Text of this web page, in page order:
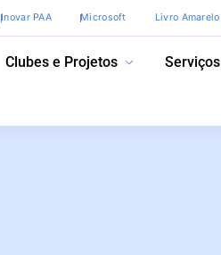
Inovar PAA Microsoft Livro Amarelo
Clubes e Projetos Serviços